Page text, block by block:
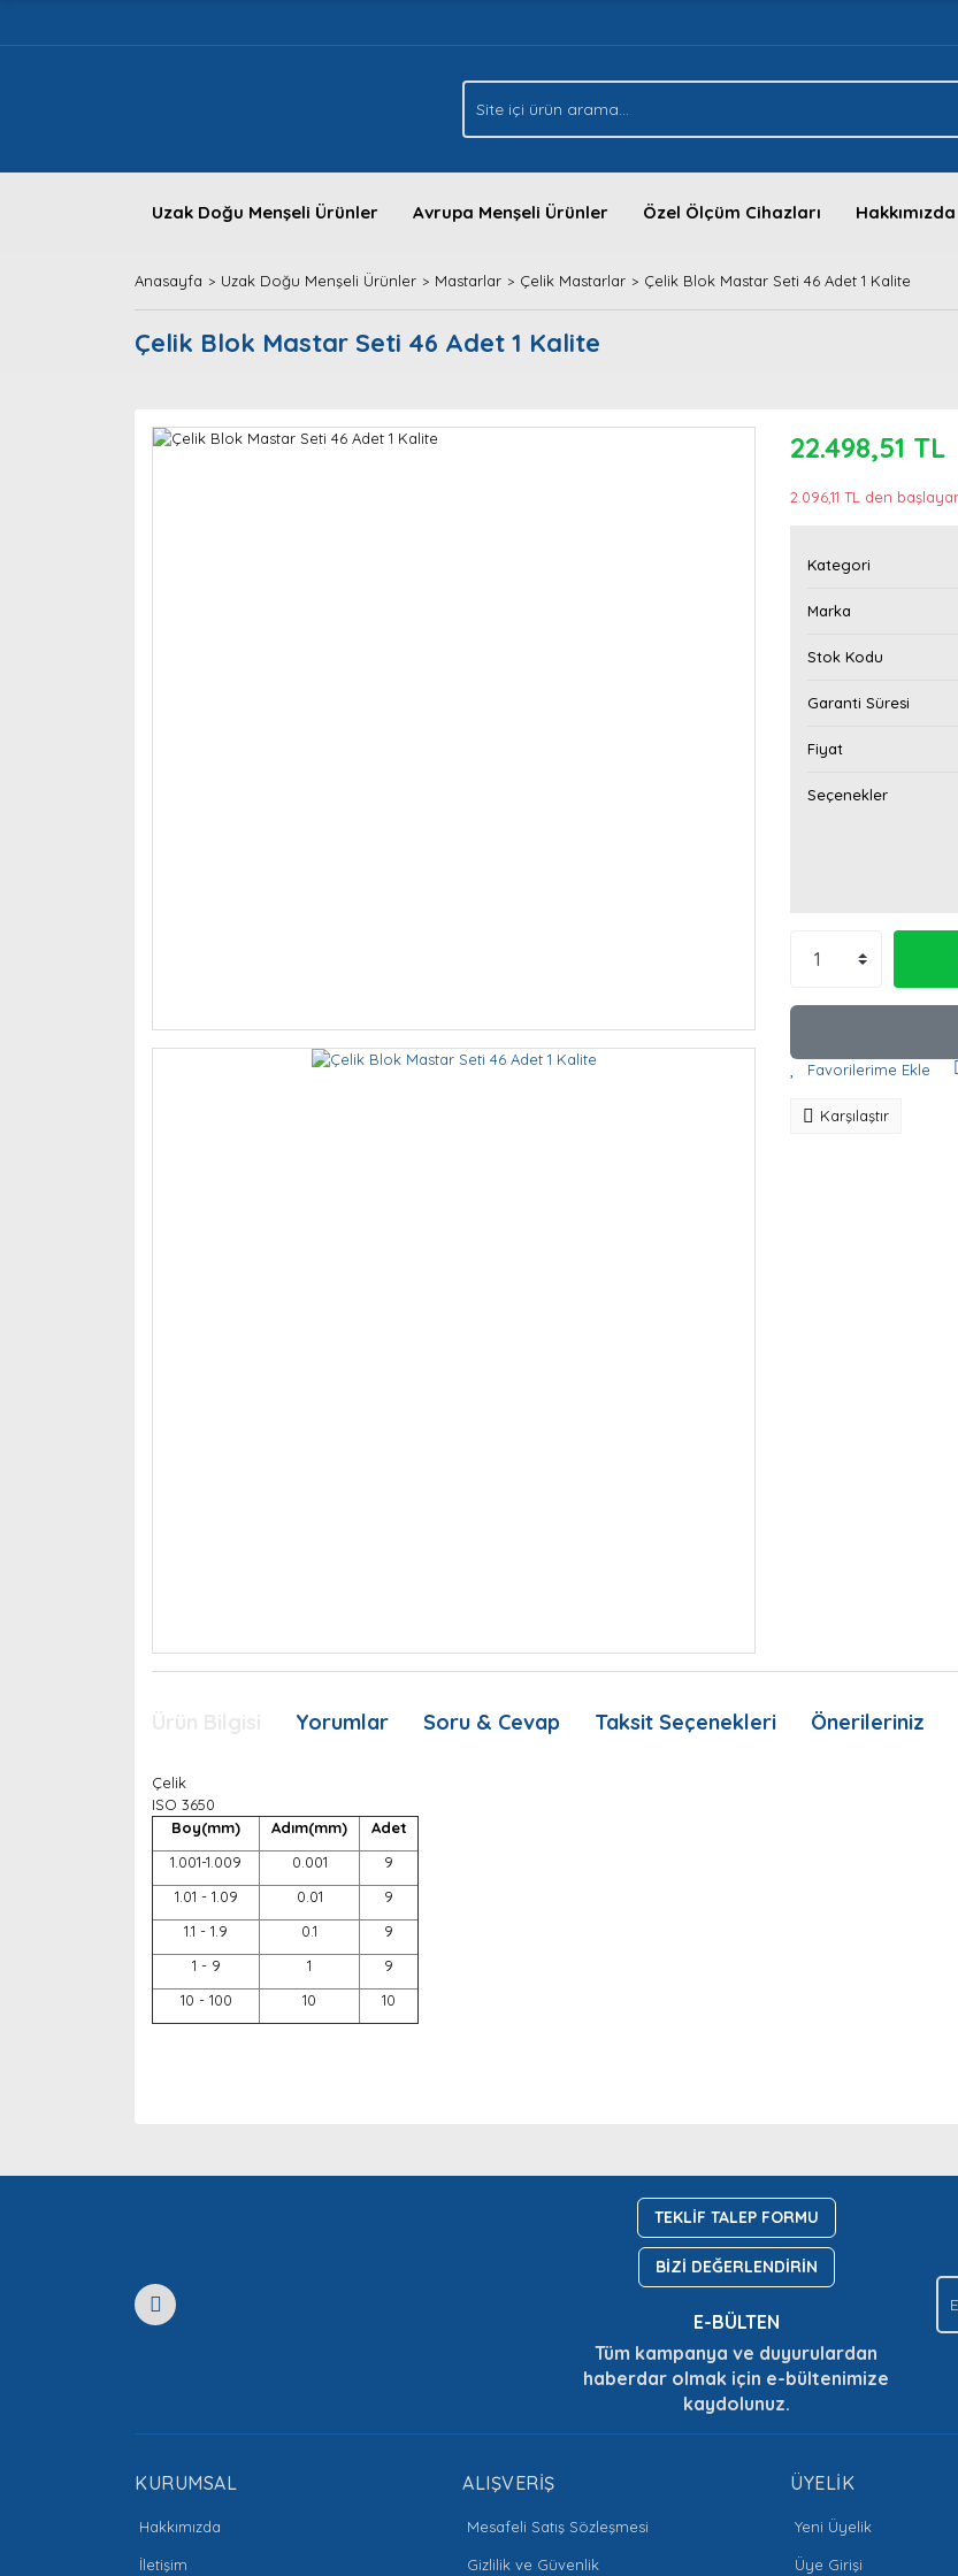
Uzak Doğu Menşeli Ürünler Avrupa Menşeli Ürünler Özel Ölçüm Cihazları Hakkımızda
Anasayfa Uzak Doğu Menşeli Ürünler Mastarlar Çelik Mastarlar Çelik Blok Mastar Seti 46 Adet 1 Kalite
Çelik Blok Mastar Seti 46 Adet 1 Kalite
22.498,51 TL
2.096,11 TL den
Kategori
Marka
Stok Kodu
Garanti Süresi
Fiyat
Seçenekler
Karşılaştır
Yorumlar Soru & Cevap Taksit Seçenekleri Önerileriniz
Çelik
ISO 3650
Boy(mm)
Adım(mm)
Adet
1.001-1.009
0.001
9
1.01 - 1.09
0.01
9
1.1 - 1.9
0.1
9
1 - 9
1
9
10 - 100
10 10
Yorum Yaz
Soru Sor
Gönder
TEKLİF TALEP FORMU
BİZİ DEĞERLENDİRİN
E-BÜLTEN
Tüm kampanya ve duyurulardan
haberdar olmak için e-bültenimize
kaydolunuz.
KURUMSAL
Hakkımızda
İletişim
ALIŞVERİŞ
Mesafeli Satış Sözleşmesi
Gizlilik ve Güvenlik
ÜYELİK
Yeni Üyelik
Üye Girişi